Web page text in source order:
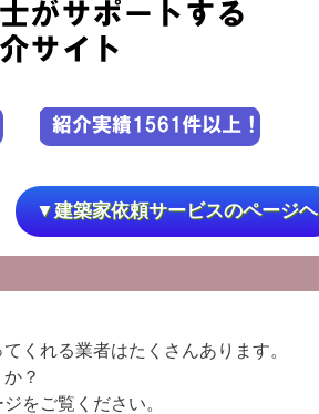
▼建築家依頼サービスのページヘ
くれる業者はたくさんあります。
？
をご覧ください。